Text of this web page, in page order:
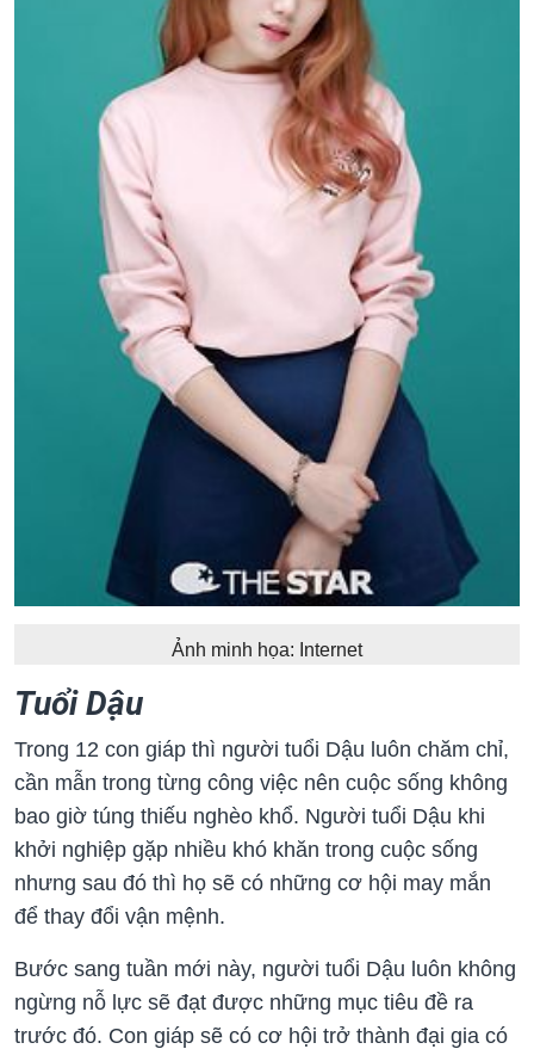
Ảnh minh họa: Internet
Tuổi Dậu
Trong 12 con giáp thì người tuổi Dậu luôn chăm chỉ,
cần mẫn trong từng công việc nên cuộc sống không
bao giờ túng thiếu nghèo khổ. Người tuổi Dậu khi
khởi nghiệp gặp nhiều khó khăn trong cuộc sống
nhưng sau đó thì họ sẽ có những cơ hội may mắn
để thay đổi vận mệnh.
Bước sang tuần mới này, người tuổi Dậu luôn không
ngừng nỗ lực sẽ đạt được những mục tiêu đề ra
trước đó. Con giáp sẽ có cơ hội trở thành đại gia có